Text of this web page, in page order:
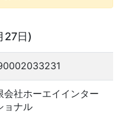
27日)
会社ホーエイインター
ョナル